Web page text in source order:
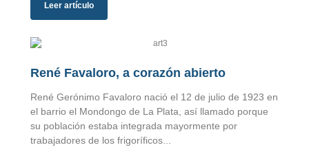
Leer artículo
René Favaloro, a corazón abierto
René Gerónimo Favaloro nació el 12 de julio de 1923 en
el barrio el Mondongo de La Plata, así llamado porque
su población estaba integrada mayormente por
trabajadores de los frigoríficos...